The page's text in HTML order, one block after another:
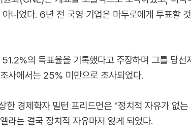
니었다. 6년 전 국영 기업은 마두로에게 투표할
의 득표율을 기록했다고 주장하며 그를 당
사에서는 25% 미만으로 조사되었다.
경제학자 밀턴 프리드먼은 "정치적 자유가 없
라는 결국 정치적 자유마저 잃게 되었다.